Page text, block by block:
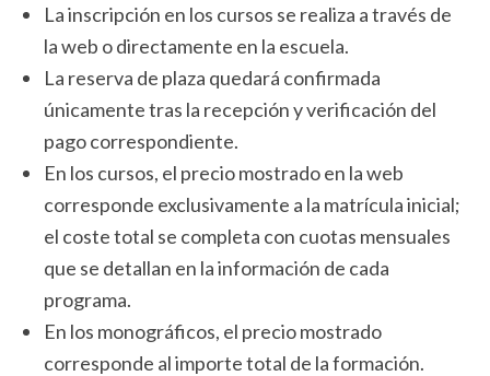
La inscripción en los cursos se realiza a través de
la web o directamente en la escuela.
La reserva de plaza quedará confirmada
únicamente tras la recepción y verificación del
pago correspondiente.
En los cursos, el precio mostrado en la web
corresponde exclusivamente a la matrícula inicial;
el coste total se completa con cuotas mensuales
que se detallan en la información de cada
programa.
En los monográficos, el precio mostrado
corresponde al importe total de la formación.